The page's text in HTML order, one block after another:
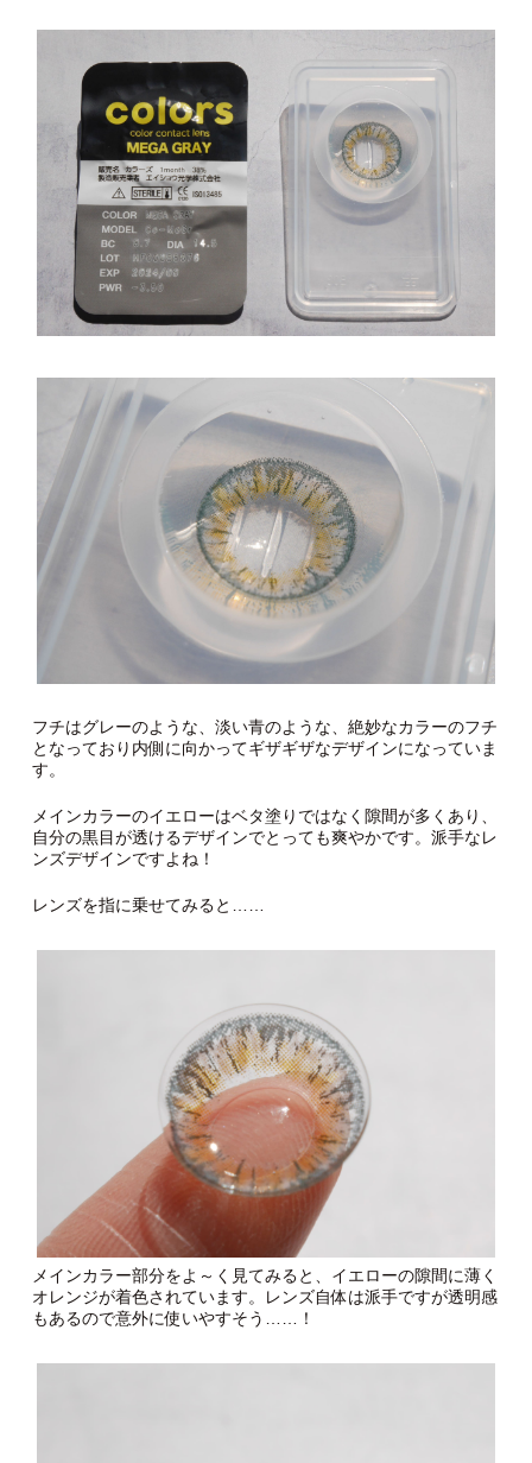
フチはグレーのような、淡い青のような、絶妙なカラーのフチ
となっており内側に向かってギザギザなデザインになっていま
す。
メインカラーのイエローはベタ塗りではなく隙間が多くあり、
自分の黒目が透けるデザインでとっても爽やかです。派手なレ
ンズデザインですよね！
レンズを指に乗せてみると……
メインカラー部分をよ～く見てみると、イエローの隙間に薄く
オレンジが着色されています。レンズ自体は派手ですが透明感
もあるので意外に使いやすそう……！